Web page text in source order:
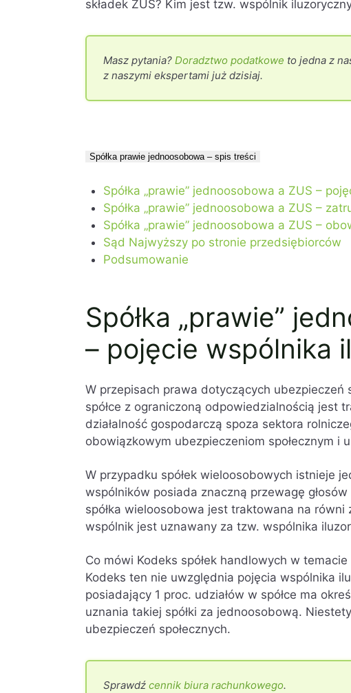
składek ZUS? Kim jest tzw. wspólnik
Masz pytania? Doradztwo podatkowe to jedna z
z naszymi ekspertami już dzisiaj.
Spółka prawie jednoosobowa – spis treści
Spółka „prawie” jednoosobowa a ZUS –
Spółka „prawie” jednoosobowa a ZUS –
Spółka „prawie” jednoosobowa a ZUS –
Sąd Najwyższy po stronie przedsiębiorców
Podsumowanie
Spółka „prawie”
– pojęcie wspólnika
W przepisach prawa dotyczących ubezpieczeń
spółce z ograniczoną odpowiedzialnością jest
działalność gospodarczą spoza sektora
obowiązkowym ubezpieczeniom społecznym i
W przypadku spółek wieloosobowych istnieje
wspólników posiada znaczną przewagę
spółka wieloosobowa jest traktowana na równi
wspólnik jest uznawany za tzw. wspólnika
Co mówi Kodeks spółek handlowych w
Kodeks ten nie uwzględnia pojęcia wspólnika
posiadający 1 proc. udziałów w spółce ma
uznania takiej spółki za jednoosobową.
ubezpieczeń społecznych.
Sprawdź cennik biura rachunkowego.